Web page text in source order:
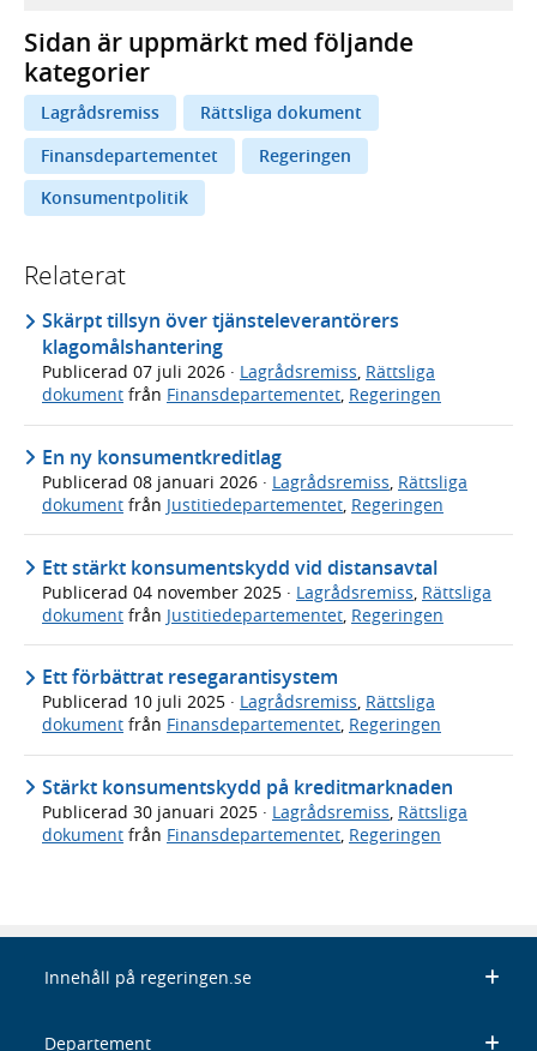
Sidan är uppmärkt med följande
kategorier
Lagrådsremiss
Rättsliga dokument
Finansdepartementet
Regeringen
Konsumentpolitik
Relaterat
Skärpt tillsyn över tjänsteleverantörers
klagomålshantering
Publicerad 07 juli 2026 · Lagrådsremiss, Rättsliga
dokument från Finansdepartementet, Regeringen
En ny konsumentkreditlag
Publicerad 08 januari 2026 · Lagrådsremiss, Rättsliga
dokument från Justitiedepartementet, Regeringen
Ett stärkt konsumentskydd vid distansavtal
Publicerad 04 november 2025 · Lagrådsremiss Rättsliga
dokument från Justitiedepartementet Regeringen
Ett förbättrat resegarantisystem
Publicerad 10 juli 2025 · Lagrådsremiss, Rättsliga
dokument från Finansdepartementet, Regeringen
Stärkt konsumentskydd på kreditmarknaden
Publicerad 30 januari 2025 · Lagrådsremiss, Rättsliga
dokument från Finansdepartementet, Regeringen
Innehåll på regeringen.se
Departement